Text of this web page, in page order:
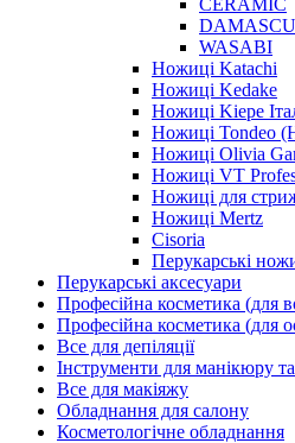
CERAMIC
WASABI
Ножиці Katachi
Ножиці Kedake
Ножиці Kiepe
Ножиці Tondeo
Ножиці Olivia
Ножиці VT
Ножиці для
Ножиці Mertz
Cisoria
Перукарські
Перукарські аксесуари
Професійна косметика (для
Професійна косметика (для
Все для депіляції
Інструменти для манікюру
Все для макіяжу
Обладнання для салону
Косметологічне обладнання